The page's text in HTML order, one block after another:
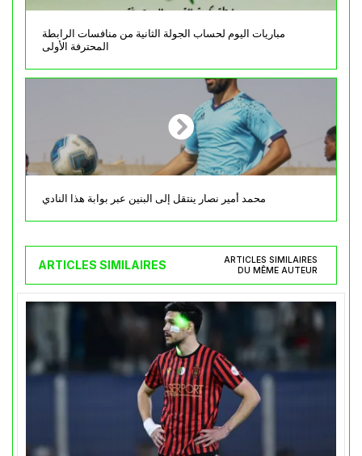
مباريات اليوم لحساب الجولة الثانية من منافسات الرابطة
المحترفة الأولى
محمد أمير نصار ينتقل إلى البنين عبر بوابة هذا النادي
ARTICLES SIMILAIRES
ARTICLES SIMILAIRES
DU MÊME AUTEUR